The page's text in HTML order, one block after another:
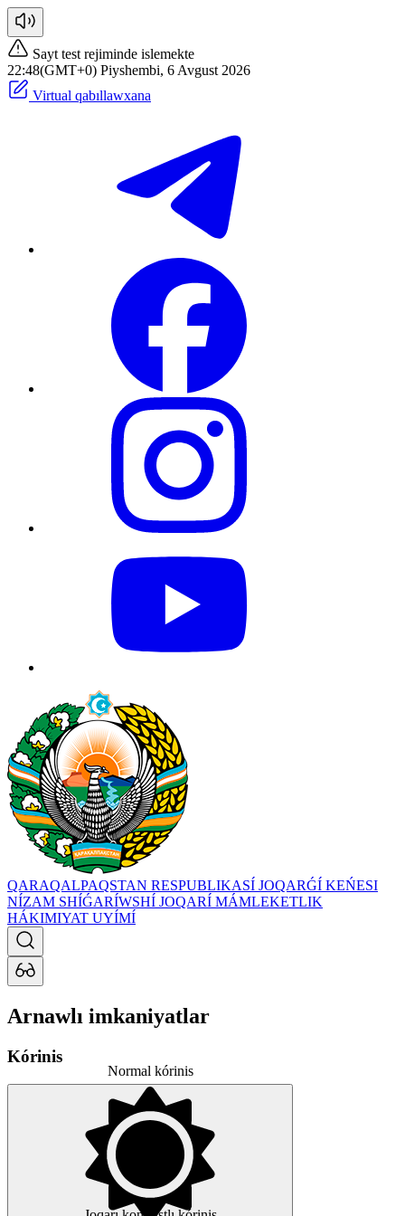
Sayt test rejiminde islemekte
22:48(GMT+0) Piyshembi, 6 Avgust 2026
Virtual qabıllawxana
QARAQALPAQSTAN RESPUBLIKASÍ JOQARǴÍ KEŃESI
NÍZAM SHÍǴARÍWSHÍ JOQARÍ MÁMLEKETLIK
HÁKIMIYAT UYÍMÍ
Arnawlı imkaniyatlar
Kórinis
Normal kórinis